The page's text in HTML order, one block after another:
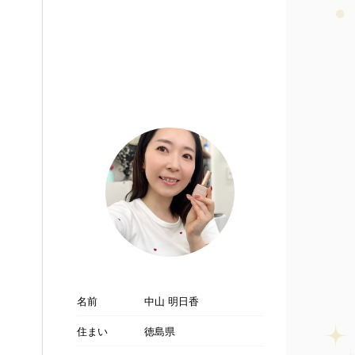
名前
中山 明日香
住まい
徳島県